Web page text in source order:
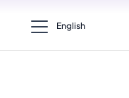
English